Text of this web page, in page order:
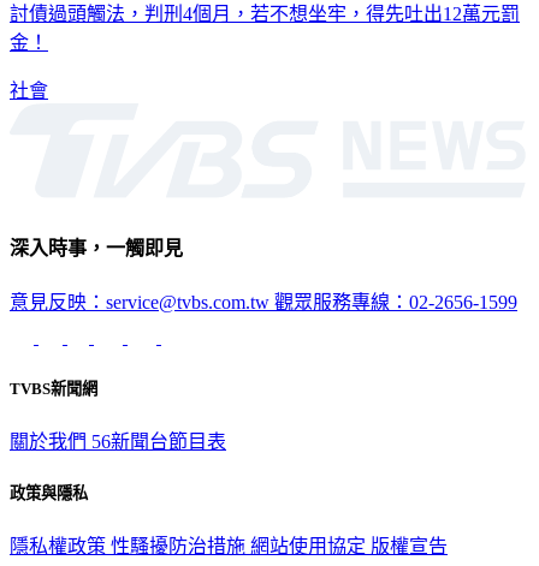
討債過頭觸法，判刑4個月，若不想坐牢，得先吐出12萬元罰
金！
社會
深入時事，一觸即見
意見反映：service@tvbs.com.tw 觀眾服務專線：02-2656-1599
TVBS新聞網
關於我們 56新聞台節目表
政策與隱私
隱私權政策 性騷擾防治措施 網站使用協定 版權宣告